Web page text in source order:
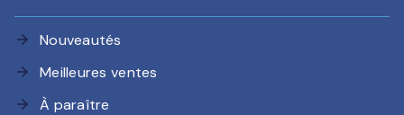
arrow_forward Nouveautés
arrow_forward Meilleures ventes
arrow_forward À paraître